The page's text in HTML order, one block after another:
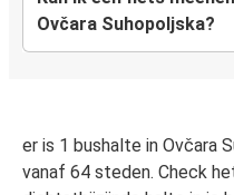
Ovčara Suhopoljska?
er is 1 bushalte in Ovčara
vanaf 64 steden. Check